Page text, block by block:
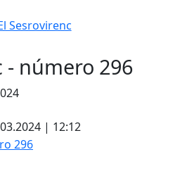
Sesrovirenc
- número 296
| 12:12